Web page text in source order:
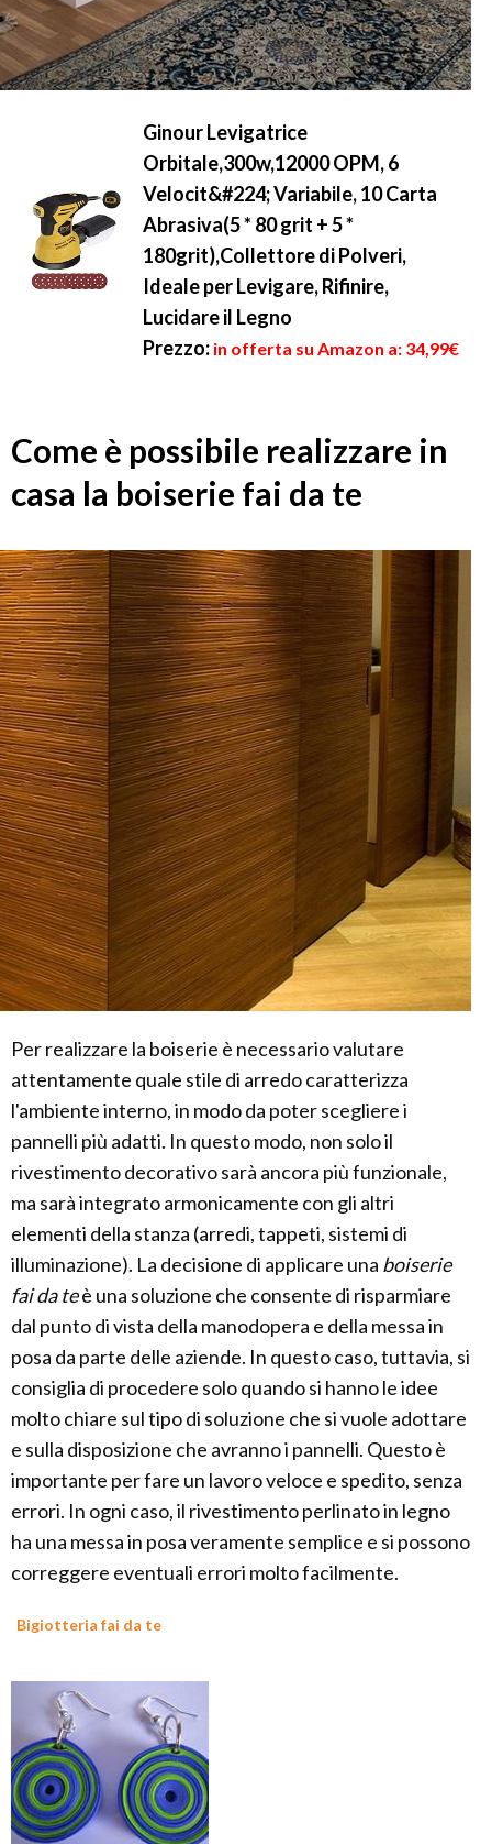
Ginour Levigatrice
Orbitale,300w,12000 OPM, 6
Velocit&#224; Variabile, 10 Carta
Abrasiva(5 * 80 grit + 5 *
180grit),Collettore di Polveri,
Ideale per Levigare, Rifinire,
Lucidare il Legno
Prezzo: in offerta su Amazon a: 34,99€
Come è possibile realizzare in
casa la boiserie fai da te
Per realizzare la boiserie è necessario valutare
attentamente quale stile di arredo caratterizza
l'ambiente interno, in modo da poter scegliere i
pannelli più adatti. In questo modo, non solo il
rivestimento decorativo sarà ancora più funzionale,
ma sarà integrato armonicamente con gli altri
elementi della stanza (arredi, tappeti, sistemi di
illuminazione). La decisione di applicare una boiserie
fai da teè una soluzione che consente di risparmiare
dal punto di vista della manodopera e della messa in
posa da parte delle aziende. In questo caso, tuttavia, si
consiglia di procedere solo quando si hanno le idee
molto chiare sul tipo di soluzione che si vuole adottare
e sulla disposizione che avranno i pannelli. Questo è
importante per fare un lavoro veloce e spedito, senza
errori. In ogni caso, il rivestimento perlinato in legno
ha una messa in posa veramente semplice e si possono
correggere eventuali errori molto facilmente.
Bigiotteria fai da te